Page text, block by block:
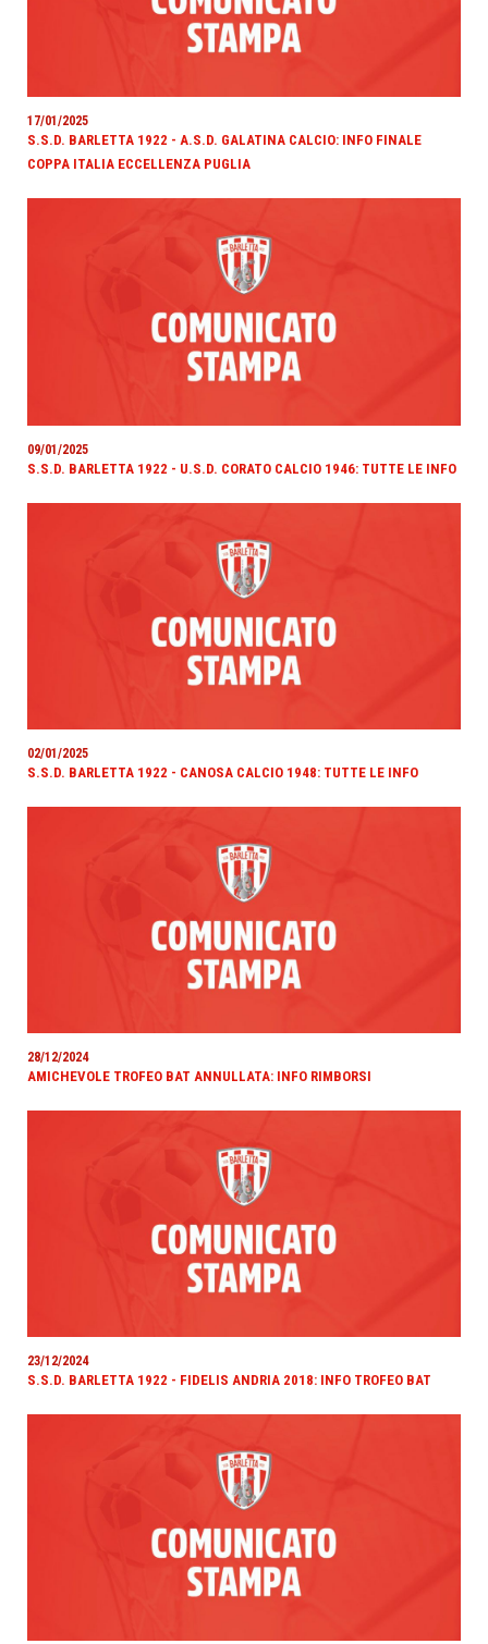
17/01/2025
S.S.D. BARLETTA 1922 - A.S.D. GALATINA CALCIO: INFO FINALE
COPPA ITALIA ECCELLENZA PUGLIA
09/01/2025
S.S.D. BARLETTA 1922 - U.S.D. CORATO CALCIO 1946: TUTTE LE INFO
02/01/2025
S.S.D. BARLETTA 1922 - CANOSA CALCIO 1948: TUTTE LE INFO
28/12/2024
AMICHEVOLE TROFEO BAT ANNULLATA: INFO RIMBORSI
23/12/2024
S.S.D. BARLETTA 1922 - FIDELIS ANDRIA 2018: INFO TROFEO BAT